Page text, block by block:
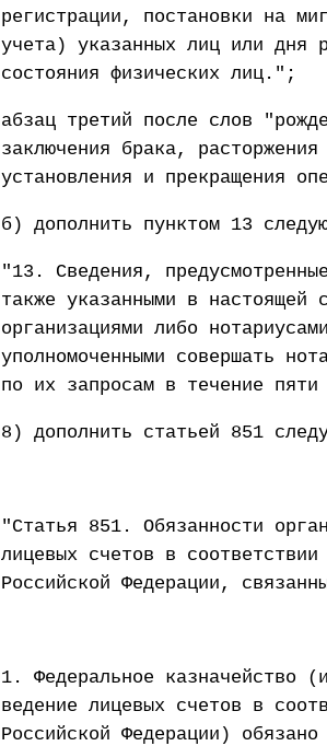
регистрации, постановки на
учета) указанных лиц или дня
состояния физических лиц.";
абзац третий после слов
заключения брака,
установления и прекращения
б) дополнить пунктом 13
"13. Сведения,
также указанными в настоящей
организациями либо
уполномоченными совершать
по их запросам в течение
8) дополнить статьей 851
"Статья 851. Обязанности
лицевых счетов в
Российской Федерации,
1. Федеральное казначейство
ведение лицевых счетов в
Российской Федерации)